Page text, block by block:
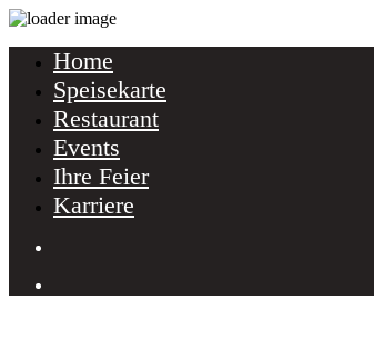
Home
Speisekarte
Restaurant
Events
Ihre Feier
Karriere